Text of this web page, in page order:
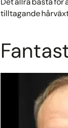
tilltagande